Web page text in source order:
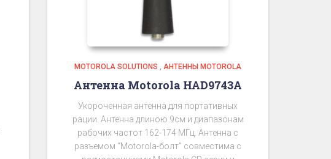
MOTOROLA SOLUTIONS АНТЕННЫ MOTOROLA
Антенна Motorola HAD9743A
Укороченная антенна для портативных
рации. Антенна длиною 9см и диапазонам
рабочих частот 162-174 МГц. Антенна с
разъемом “Motorola-болт” совместима с